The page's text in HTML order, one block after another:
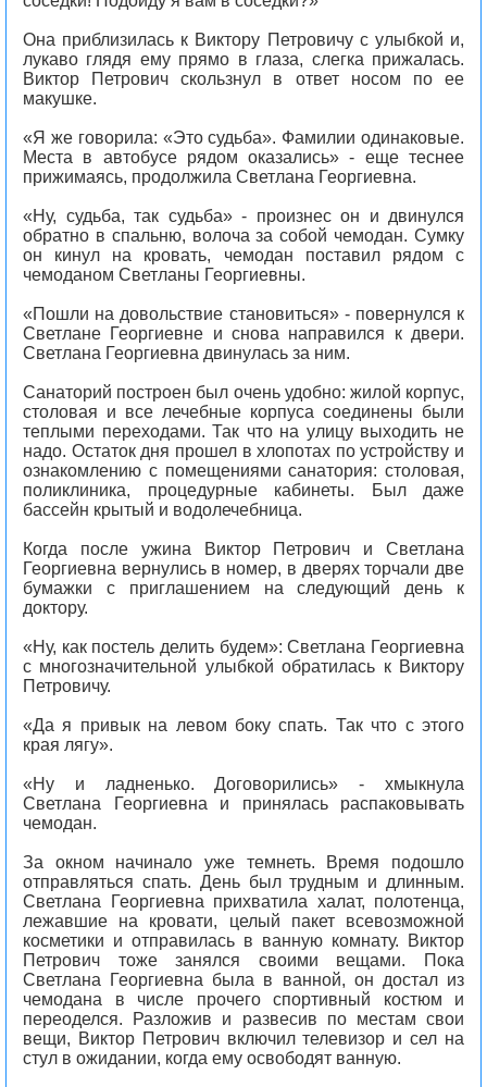
Она приблизилась к Виктору Петровичу с улыбкой и,
лукаво глядя ему прямо в глаза, слегка прижалась.
Виктор Петрович скользнул в ответ носом по ее
макушке.
«Я же говорила: «Это судьба». Фамилии одинаковые.
Места в автобусе рядом оказались» - еще теснее
прижимаясь, продолжила Светлана Георгиевна.
«Ну, судьба, так судьба» - произнес он и двинулся
обратно в спальню, волоча за собой чемодан. Сумку
он кинул на кровать, чемодан поставил рядом с
чемоданом Светланы Георгиевны.
«Пошли на довольствие становиться» - повернулся к
Светлане Георгиевне и снова направился к двери.
Светлана Георгиевна двинулась за ним.
Санаторий построен был очень удобно: жилой корпус,
столовая и все лечебные корпуса соединены были
теплыми переходами. Так что на улицу выходить не
надо. Остаток дня прошел в хлопотах по устройству и
ознакомлению с помещениями санатория: столовая,
поликлиника, процедурные кабинеты. Был даже
бассейн крытый и водолечебница.
Когда после ужина Виктор Петрович и Светлана
Георгиевна вернулись в номер, в дверях торчали две
бумажки с приглашением на следующий день к
доктору.
«Ну, как постель делить будем»: Светлана Георгиевна
с многозначительной улыбкой обратилась к Виктору
Петровичу.
«Да я привык на левом боку спать. Так что с этого
края лягу».
«Ну и ладненько. Договорились» - хмыкнула
Светлана Георгиевна и принялась распаковывать
чемодан.
За окном начинало уже темнеть. Время подошло
отправляться спать. День был трудным и длинным.
Светлана Георгиевна прихватила халат, полотенца,
лежавшие на кровати, целый пакет всевозможной
косметики и отправилась в ванную комнату. Виктор
Петрович тоже занялся своими вещами. Пока
Светлана Георгиевна была в ванной, он достал из
чемодана в числе прочего спортивный костюм и
переоделся. Разложив и развесив по местам свои
вещи, Виктор Петрович включил телевизор и сел на
стул в ожидании, когда ему освободят ванную.